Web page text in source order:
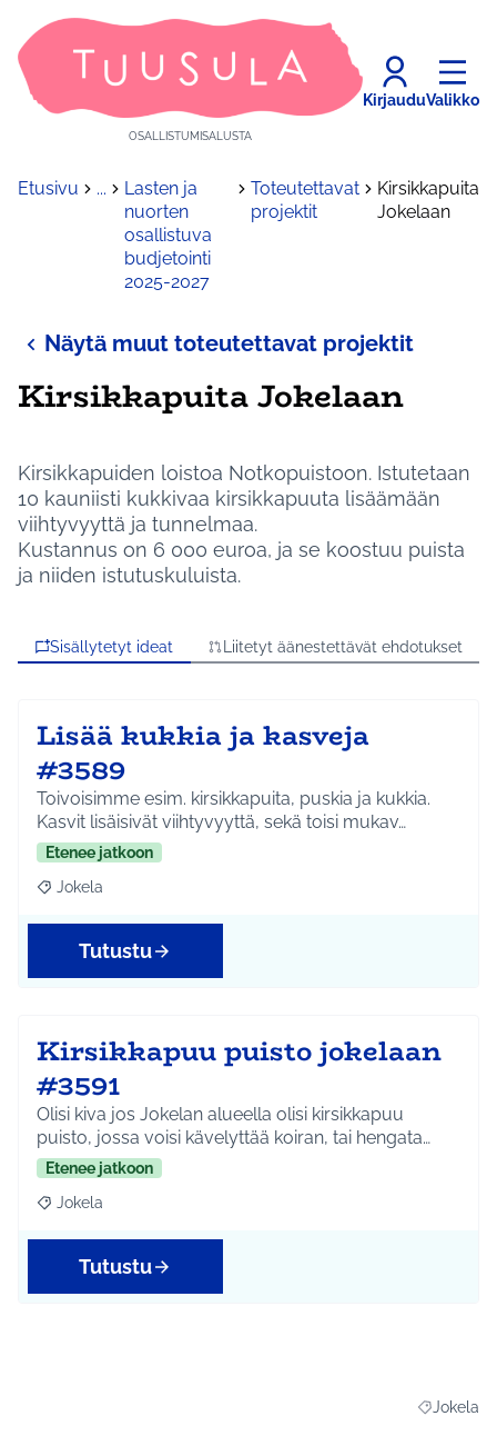
OSALLISTUMISALUSTA
KirjauduValikko
Etusivu ...
Lasten ja
nuorten
osallistuva
budjetointi
2025-2027
Toteutettavat
projektit
Kirsikkapuita
Jokelaan
Näytä muut toteutettavat projektit
Kirsikkapuita Jokelaan
Kirsikkapuiden loistoa Notkopuistoon. Istutetaan
10 kauniisti kukkivaa kirsikkapuuta lisäämään
viihtyvyyttä ja tunnelmaa.
Kustannus on 6 000 euroa, ja se koostuu puista
ja niiden istutuskuluista.
Sisällytetyt ideat Liitetyt äänestettävät ehdotukset
Lisää kukkia ja kasveja
#3589
Toivoisimme esim. kirsikkapuita, puskia ja kukkia.
Kasvit lisäisivät viihtyvyyttä, sekä toisi mukav…
Etenee jatkoon
Rajaa tulokset teeman mukaan: Jokela
Jokela
Tutustu
Kirsikkapuu puisto jokelaan
#3591
Olisi kiva jos Jokelan alueella olisi kirsikkapuu
puisto, jossa voisi kävelyttää koiran, tai hengata…
Etenee jatkoon
Rajaa tulokset teeman mukaan: Jokela
Jokela
Tutustu
Rajaa
Jokela